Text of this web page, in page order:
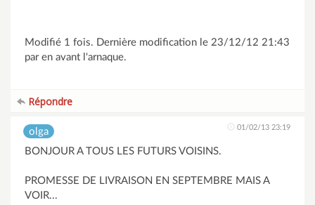
Modifié 1 fois. Dernière modification le 23/12/12 21:43
par en avant l'arnaque.
Répondre
olga 01/02/13 23:19
BONJOUR A TOUS LES FUTURS VOISINS.
PROMESSE DE LIVRAISON EN SEPTEMBRE MAIS A
VOIR...